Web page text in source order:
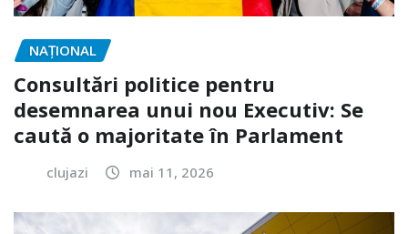
NAŢIONAL
Consultări politice pentru
desemnarea unui nou Executiv: Se
caută o majoritate în Parlament
clujazi mai 11, 2026